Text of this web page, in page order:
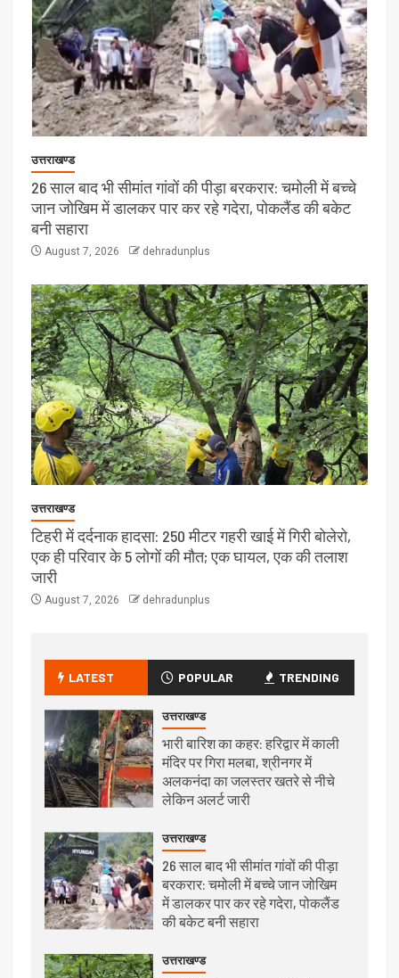
उत्तराखण्ड
26 साल बाद भी सीमांत गांवों की पीड़ा बरकरार: चमोली में बच्चे
जान जोखिम में डालकर पार कर रहे गदेरा, पोकलैंड की बकेट
बनी सहारा
August 7, 2026 dehradunplus
उत्तराखण्ड
टिहरी में दर्दनाक हादसा: 250 मीटर गहरी खाई में गिरी बोलेरो,
एक ही परिवार के 5 लोगों की मौत; एक घायल, एक की तलाश
जारी
August 7, 2026 dehradunplus
LATEST POPULAR TRENDING
उत्तराखण्ड
भारी बारिश का कहर: हरिद्वार में काली
मंदिर पर गिरा मलबा, श्रीनगर में
अलकनंदा का जलस्तर खतरे से नीचे
लेकिन अलर्ट जारी
उत्तराखण्ड
26 साल बाद भी सीमांत गांवों की पीड़ा
बरकरार: चमोली में बच्चे जान जोखिम
में डालकर पार कर रहे गदेरा, पोकलैंड
की बकेट बनी सहारा
उत्तराखण्ड